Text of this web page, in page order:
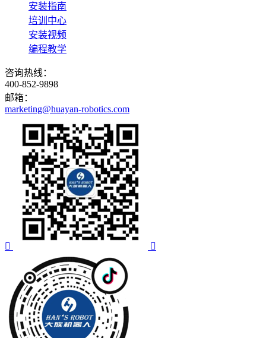
安装指南
培训中心
安装视频
编程教学
咨询热线：
400-852-9898
邮箱：
marketing@huayan-robotics.com